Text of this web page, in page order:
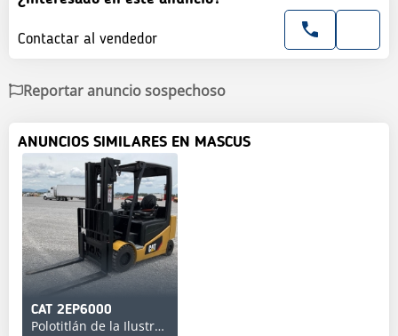
Contactar al vendedor
Reportar anuncio sospechoso
ANUNCIOS SIMILARES EN MASCUS
CAT 2EP6000
Polotitlán de la Ilustración